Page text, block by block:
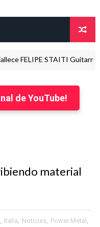
STAITI Guitarrista de
de YouTube!
material
, Italia, Noticias, Power Metal ,